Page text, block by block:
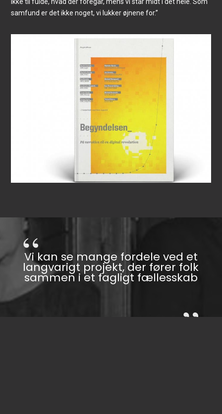
samfund er det ikke noget, vi lukker øjnene for.”
Vi kan se mange fordele ved et
langvarigt projekt, der fører folk
sammen i et fagligt fællesskab